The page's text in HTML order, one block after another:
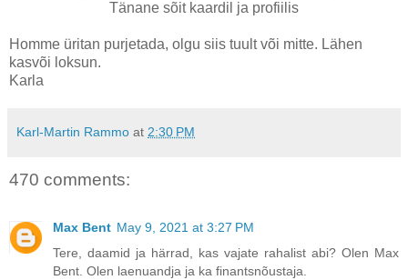
Tänane sõit kaardil ja profiilis
Homme üritan purjetada, olgu siis tuult või mitte. Lähen
kasvõi loksun.
Karla
Karl-Martin Rammo at 2:30 PM
470 comments:
Max Bent May 9, 2021 at 3:27 PM
Tere, daamid ja härrad, kas vajate rahalist abi? Olen Max
Bent. Olen laenuandja ja ka finantsnõustaja.